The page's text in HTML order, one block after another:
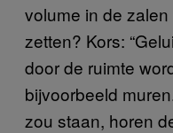
volume in de
zetten? Kors:
door de ruimte
bijvoorbeeld
zou staan, horen